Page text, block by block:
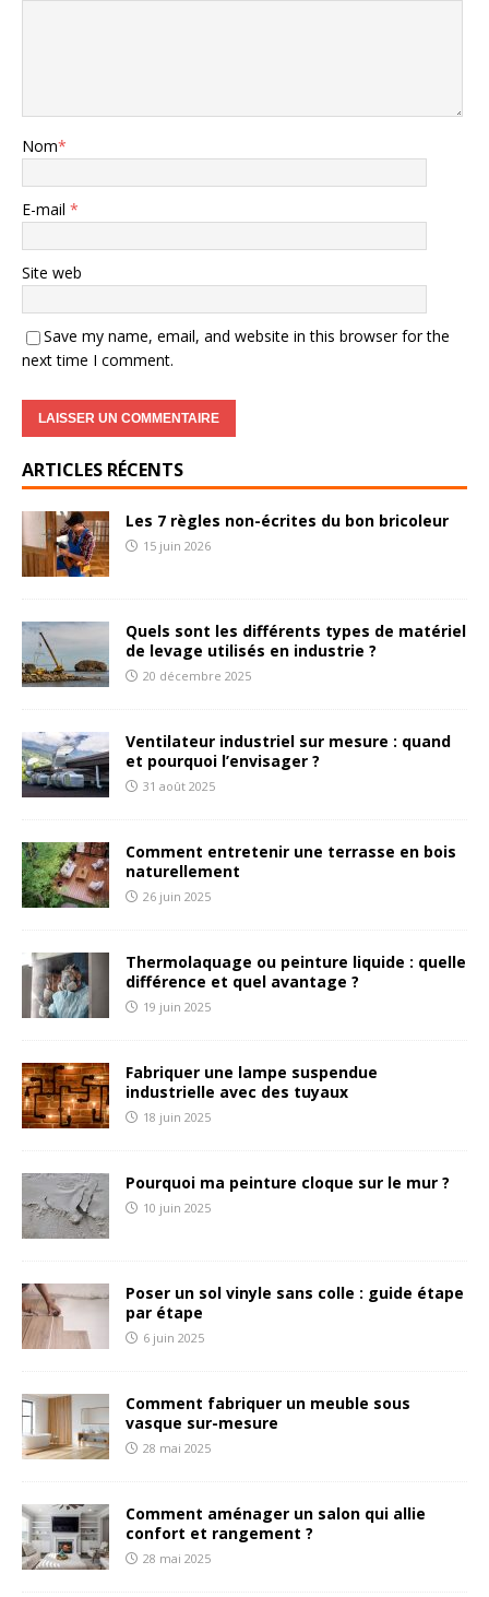
Nom*
E-mail *
Site web
Save my name, email, and website in this browser for the
next time I comment.
ARTICLES RÉCENTS
Les 7 règles non-écrites du bon bricoleur
15 juin 2026
Quels sont les différents types de matériel
de levage utilisés en industrie ?
20 décembre 2025
Ventilateur industriel sur mesure : quand
et pourquoi l’envisager ?
31 août 2025
Comment entretenir une terrasse en bois
naturellement
26 juin 2025
Thermolaquage ou peinture liquide : quelle
différence et quel avantage ?
19 juin 2025
Fabriquer une lampe suspendue
industrielle avec des tuyaux
18 juin 2025
Pourquoi ma peinture cloque sur le mur ?
10 juin 2025
Poser un sol vinyle sans colle : guide étape
par étape
6 juin 2025
Comment fabriquer un meuble sous
vasque sur-mesure
28 mai 2025
Comment aménager un salon qui allie
confort et rangement ?
28 mai 2025